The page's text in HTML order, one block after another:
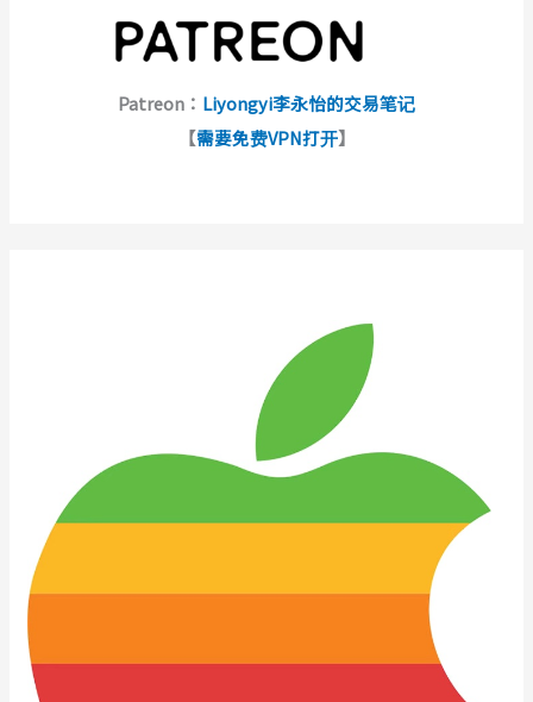
Patreon： Liyongyi李永怡的交易笔记
【需要免费VPN打开】